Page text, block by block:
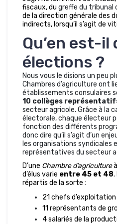
fiscaux, du greffe du tribunal
de la direction générale des
indirects, lorsqu’il s’agit de
Qu’en est-il
élections ?
Nous vous le disions un peu
Chambres d’agriculture ont
établissements consulaires
10 collèges
secteur agricole. Grâce à la
électorale, chaque électeur
fonction des différents
donc dire qu’il s’agit d’un
les organisations syndicales
représentatives du secteur
D’une Chambre d’agriculture
d’élus varie entre 45 et 48.
répartis de la sorte :
21 chefs
11 représentants de
4 salariés de la